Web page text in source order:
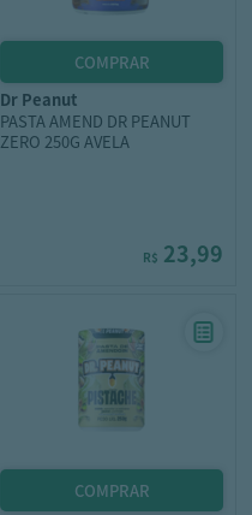
dr peanut
PASTA AMEND DR PEANUT
ZERO 250G AVELA
R$ 23,99